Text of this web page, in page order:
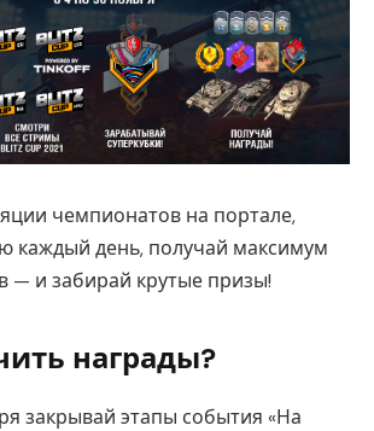
чемпионатов на портале,
каждый день, получай максимум
— и забирай крутые призы!
награды?
закрывай этапы события «На